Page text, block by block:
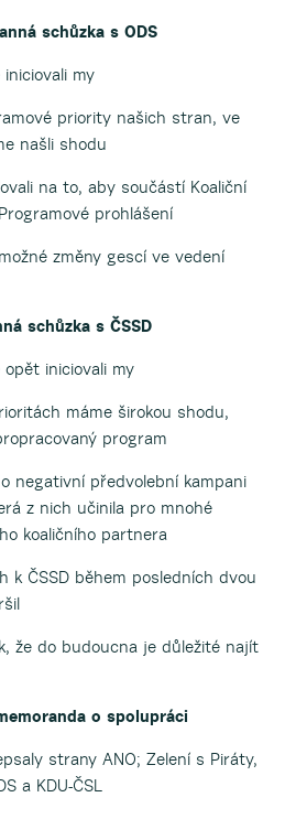
schůzka s ODS
my
priority našich stran, ve
našli shodu
na to, aby součástí Koaliční
prohlášení
změny gescí ve vedení
schůzka s ČSSD
iniciovali my
máme širokou shodu,
program
negativní předvolební kampani
z nich učinila pro mnohé
koaličního partnera
k ČSSD během posledních dvou
že do budoucna je důležité najít
o spolupráci
strany ANO; Zelení s Piráty,
a KDU-ČSL